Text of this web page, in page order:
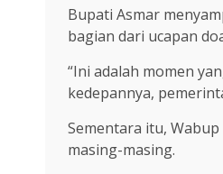
Bupati Asmar
bagian dari ucapan
“Ini adalah momen
kedepannya,
Sementara itu,
masing-masing.